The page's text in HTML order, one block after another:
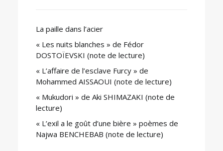
La paille dans l’acier
« Les nuits blanches » de Fédor
DOSTOÏEVSKI (note de lecture)
« L’affaire de l’esclave Furcy » de
Mohammed AISSAOUI (note de lecture)
« Mukudori » de Aki SHIMAZAKI (note de
lecture)
« L’exil a le goût d’une bière » poèmes de
Najwa BENCHEBAB (note de lecture)